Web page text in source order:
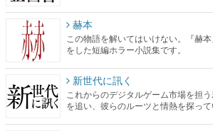
赫本
この物語を解いてはいけない。『赫
をした短編ホラー小説集です。
新世代に訊く
これからのデジタルゲーム市場を担
を追い、彼らのルーツと情熱を探って